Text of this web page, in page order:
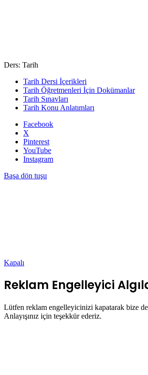
Ders: Tarih
Tarih Dersi İçerikleri
Tarih Öğretmenleri İçin Dokümanlar
Tarih Sınavları
Tarih Konu Anlatımları
Facebook
X
Pinterest
YouTube
Instagram
Başa dön tuşu
Kapalı
Reklam Engelleyici
Lütfen reklam engelleyicinizi kapatarak bize
Anlayışınız için teşekkür ederiz.